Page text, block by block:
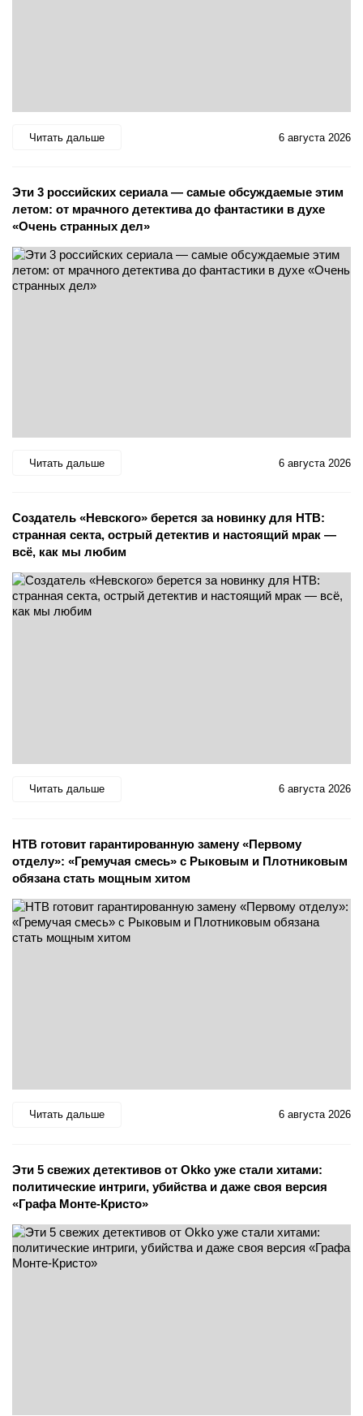
Читать дальше 6 августа 2026
Эти 3 российских сериала — самые обсуждаемые этим
летом: от мрачного детектива до фантастики в духе
«Очень странных дел»
Читать дальше 6 августа 2026
Создатель «Невского» берется за новинку для НТВ:
странная секта, острый детектив и настоящий мрак —
всё, как мы любим
Читать дальше 6 августа 2026
НТВ готовит гарантированную замену «Первому
отделу»: «Гремучая смесь» с Рыковым и Плотниковым
обязана стать мощным хитом
Читать дальше 6 августа 2026
Эти 5 свежих детективов от Okko уже стали хитами:
политические интриги, убийства и даже своя версия
«Графа Монте-Кристо»